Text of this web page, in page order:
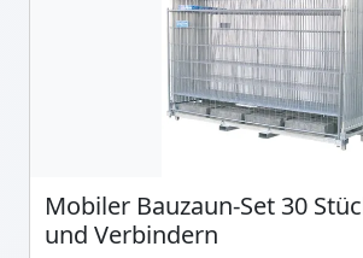
Mobiler Bauzaun-Set 30
und Verbindern